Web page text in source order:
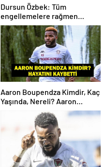
Dursun Özbek: Tüm
engellemelere rağmen
hedefimize ilerliyoruz
Aaron Boupendza Kimdir, Kaç
Yaşında, Nereli? Aaron
Boupendza neden öldü?
Süper Lig’in eski gol kralı
hayatını kaybetti!